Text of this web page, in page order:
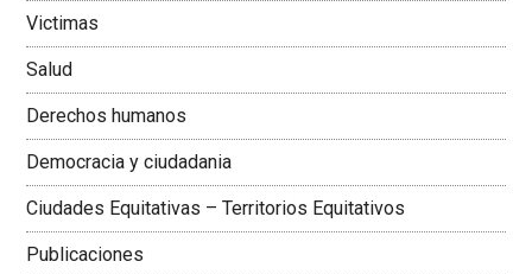
Victimas
Salud
Derechos humanos
Democracia y ciudadania
Ciudades Equitativas – Territorios Equitativos
Publicaciones